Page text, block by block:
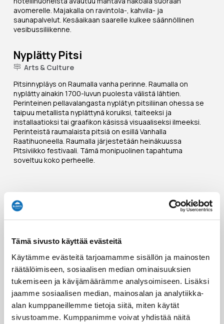
Tämä sivusto käyttää evästeitä
Käytämme evästeitä tarjoamamme sisällön ja mainosten
räätälöimiseen, sosiaalisen median ominaisuuksien
tukemiseen ja kävijämäärämme analysoimiseen. Lisäksi
jaamme sosiaalisen median, mainosalan ja analytiikka-
alan kumppaneillemme tietoja siitä, miten käytät
sivustoamme. Kumppanimme voivat yhdistää näitä
avomerelle. Majakalla on ravintola-, kahvila- ja
saunapalvelut. Kesäaikaan saarelle kulkee säännöllinen
vesibussiliikenne.
Nyplätty Pitsi
Arts & Culture
Pitsinnypläys on Raumalla vanha perinne. Raumalla on
nyplätty ainakin 1700-luvun puolesta välistä lähtien.
Perinteinen pellavalangasta nyplätyn pitsiliinan ohessa se
taipuu metallista nyplättynä koruiksi, taiteeksi ja
installaatioksi tai graafikon käsissä visuaaliseksi ilmeeksi.
Perinteistä raumalaista pitsiä on esillä Vanhalla
Raatihuoneella. Raumalla järjestetään heinäkuussa
Pitsiviikko festivaali. Tämä monipuolinen tapahtuma
soveltuu koko perheelle.
REITIN VARRELLA